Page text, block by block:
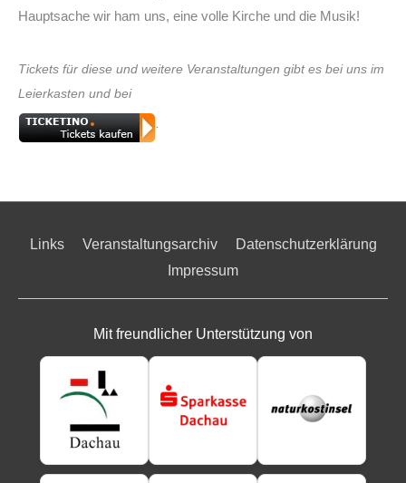
Hauptsache wir ham uns, eine volle Kirche und die Musik!
Tickets für diese und weitere Veranstaltungen gibt es bei uns im
Leierkasten und bei
Links Veranstaltungsarchiv
Datenschutzerklärung
Impressum
Mit freundlicher Unterstützung von